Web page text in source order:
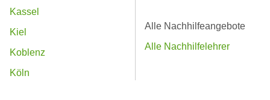
Kassel
Kiel
Koblenz
Köln
Alle Nachhilfeangebote
Alle Nachhilfelehrer